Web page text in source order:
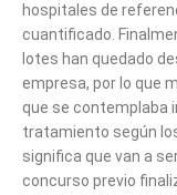
hospitales de
cuantificado.
lotes han quedado
empresa, por lo que
que se contemplaba
tratamiento según
significa que van a
concurso previo